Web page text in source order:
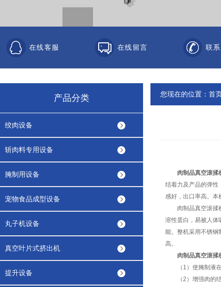
在线客服 在线留言 联
产品分类
绞肉设备
斩肉料专用设备
腌制用设备
宠物食品成型设备
丸子机设备
真空叶片式挤出机
提升设备
您现在的位置： 首
肉制品真空滚揉
结着力及产品的弹性
感好，出口率高。本
肉制品真空滚揉机
溶性蛋白，易被人体
能。整机采用不锈钢
高。
肉制品真空滚揉
（1）使腌制液在
（2）增强肉的结